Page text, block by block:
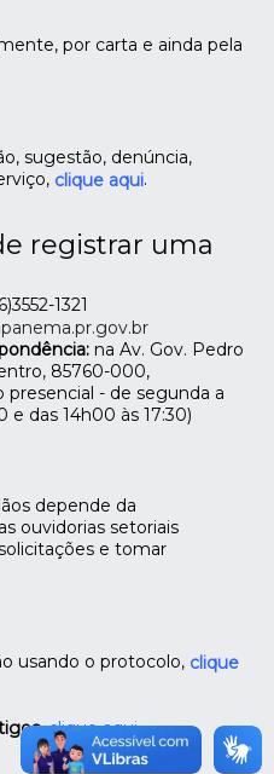
por carta e ainda pela
sugestão, denúncia,
clique aqui.
registrar uma
1321
na Av. Gov. Pedro
85760-000,
- de segunda a
e das 14h00 às 17:30)
depende da
ouvidorias setoriais
e tomar
usando o protocolo, clique
, clique aqui